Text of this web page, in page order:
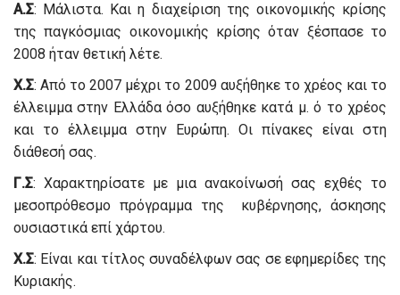
Α.Σ: Μάλιστα. Και η διαχείριση της οικονομικής κρίσης
της παγκόσμιας οικονομικής κρίσης όταν ξέσπασε το
2008 ήταν θετική λέτε.
Χ.Σ: Από το 2007 μέχρι το 2009 αυξήθηκε το χρέος και το
έλλειμμα στην Ελλάδα όσο αυξήθηκε κατά μ. ό το χρέος
και το έλλειμμα στην Ευρώπη. Οι πίνακες είναι στη
διάθεσή σας.
Γ.Σ: Χαρακτηρίσατε με μια ανακοίνωσή σας εχθές το
μεσοπρόθεσμο πρόγραμμα της κυβέρνησης, άσκησης
ουσιαστικά επί χάρτου.
Χ.Σ: Είναι και τίτλος συναδέλφων σας σε εφημερίδες της
Κυριακής.